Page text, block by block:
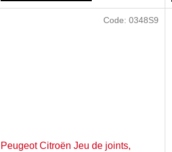
Peugeot Citroën Jeu de joints,
Code: 0348S9